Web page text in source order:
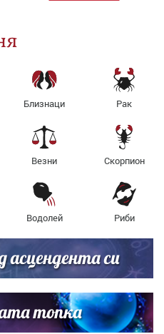
Близнаци Рак
Везни Скорпион
Водолей Риби
асцендента си
топка